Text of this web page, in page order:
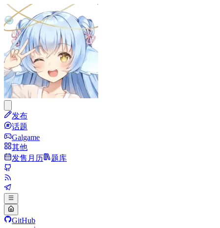
发布
话题
Galgame
其他
发售月历
题库
GitHub